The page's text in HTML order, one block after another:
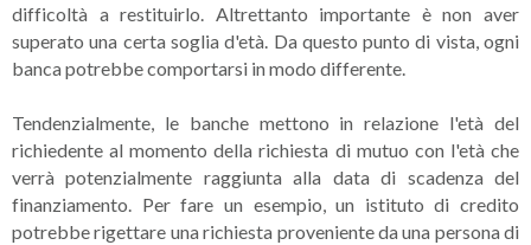
difficoltà a restituirlo. Altrettanto importante è non aver
superato una certa soglia d'età. Da questo punto di vista, ogni
banca potrebbe comportarsi in modo differente.
Tendenzialmente, le banche mettono in relazione l'età del
richiedente al momento della richiesta di mutuo con l'età che
verrà potenzialmente raggiunta alla data di scadenza del
finanziamento. Per fare un esempio, un istituto di credito
potrebbe rigettare una richiesta proveniente da una persona di